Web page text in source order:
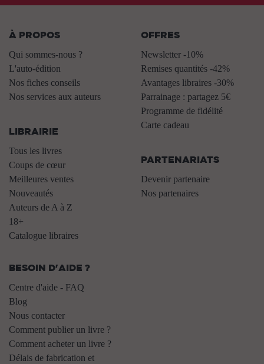
À PROPOS
Qui sommes-nous ?
L'auto-édition
Nos fiches conseils
Nos services aux auteurs
LIBRAIRIE
Tous les livres
Coups de cœur
Meilleures ventes
Nouveautés
Auteurs de A à Z
18+
Catalogue libraires
OFFRES
Newsletter -10%
Remises quantités -42%
Avantages libraires -30%
Parrainage : partagez 5€
Programme de fidélité
Carte cadeau
PARTENARIATS
Devenir partenaire
Nos partenaires
BESOIN D'AIDE ?
Centre d'aide - FAQ
Blog
Nous contacter
Comment publier un livre ?
Comment acheter un livre ?
Délais de fabrication et